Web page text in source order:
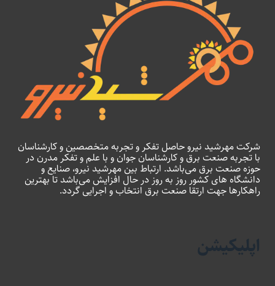
شرکت مهرشید نیرو حاصل تفکر و تجربه متخصصین و کارشناسان
با تجربه صنعت برق و کارشناسان جوان و با علم و تفکر مدرن در
حوزه صنعت برق می‌باشد. ارتباط بین مهرشید نیرو، صنایع و
دانشگاه های کشور روز به روز در حال افزایش می‌باشد تا بهترین
راهکارها جهت ارتقا صنعت برق انتخاب و اجرایی گردد.
اپلیکیشن